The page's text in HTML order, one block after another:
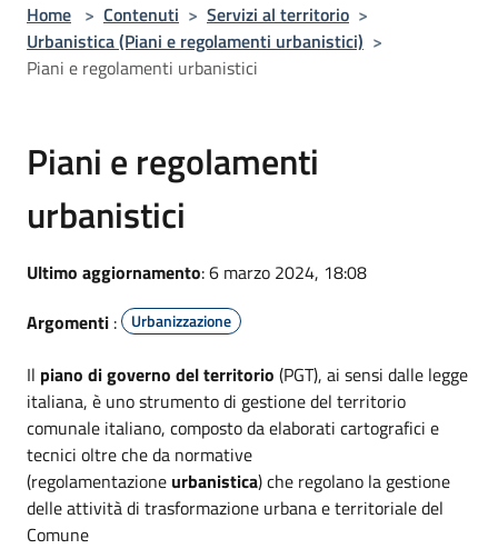
Home > Contenuti > Servizi al territorio >
Urbanistica (Piani e regolamenti urbanistici) >
Piani e regolamenti urbanistici
Piani e regolamenti
urbanistici
Ultimo aggiornamento: 6 marzo 2024, 18:08
Argomenti : Urbanizzazione
Il piano di governo del territorio (PGT), ai sensi dalle legge
italiana, è uno strumento di gestione del territorio
comunale italiano, composto da elaborati cartografici e
tecnici oltre che da normative
(regolamentazione urbanistica) che regolano la gestione
delle attività di trasformazione urbana e territoriale del
Comune